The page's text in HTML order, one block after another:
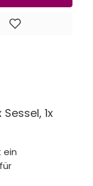
1x
ein